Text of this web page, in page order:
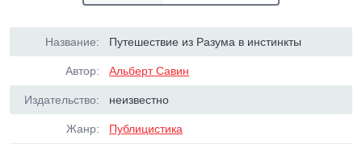
Название: Путешествие из Разума в инстинкты
Автор: Альберт Савин
Издательство: неизвестно
Жанр: Публицистика